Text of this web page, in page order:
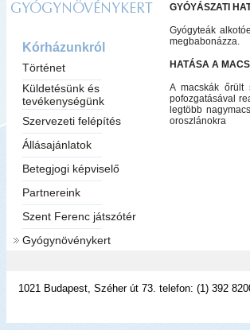
GYÓGYNÖVÉNYKERT
Kórházunkról
Történet
Küldetésünk és
tevékenységünk
Szervezeti felépítés
Állásajánlatok
Betegjogi képviselő
Partnereink
Szent Ferenc játszótér
Gyógynövénykert
GYÓYÁSZATI
Gyógyteák
megbabonázza.
HATÁSA A
A macskák őrült
pofozgatásával
legtöbb
oroszlánokra
1021 Budapest, Széher út 73. telefon: (1) 392